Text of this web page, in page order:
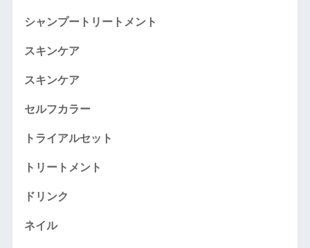
シャンプートリートメント
スキンケア
スキンケア
セルフカラー
トライアルセット
トリートメント
ドリンク
ネイル